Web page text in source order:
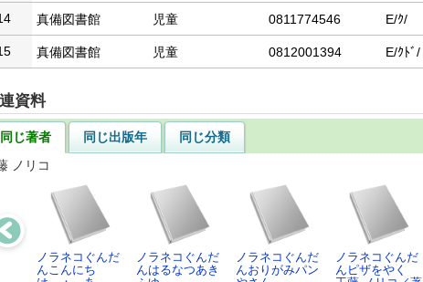
真備図書館 児童 0811774546 E/ｸ/
真備図書館 児童 0812001394 E/ｸﾄﾞ/
資料
同じ著者 同じ出版年
同じ分類
ノリコ
ノラネコぐんだ
んこんにち
ノラネコぐんだ
んはるなつあき
ノラネコぐんだ
んおりがみパン
ノラネコぐんだ
んピザをやく